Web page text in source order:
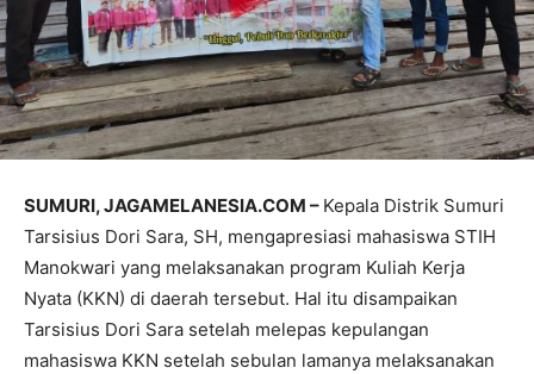
SUMURI, JAGAMELANESIA.COM – Kepala Distrik Sumuri
Tarsisius Dori Sara, SH, mengapresiasi mahasiswa STIH
Manokwari yang melaksanakan program Kuliah Kerja
Nyata (KKN) di daerah tersebut. Hal itu disampaikan
Tarsisius Dori Sara setelah melepas kepulangan
mahasiswa KKN setelah sebulan lamanya melaksanakan